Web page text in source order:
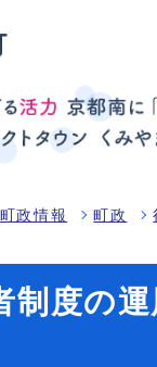
町政情報 町政
制度の運